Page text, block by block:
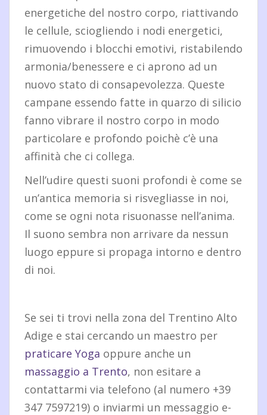
energetiche del nostro corpo, riattivando
le cellule, sciogliendo i nodi energetici,
rimuovendo i blocchi emotivi, ristabilendo
armonia/benessere e ci aprono ad un
nuovo stato di consapevolezza. Queste
campane essendo fatte in quarzo di silicio
fanno vibrare il nostro corpo in modo
particolare e profondo poichè c’è una
affinità che ci collega.
Nell’udire questi suoni profondi è come se
un’antica memoria si risvegliasse in noi,
come se ogni nota risuonasse nell’anima.
Il suono sembra non arrivare da nessun
luogo eppure si propaga intorno e dentro
di noi.
Se sei ti trovi nella zona del Trentino Alto
Adige e stai cercando un maestro per
praticare Yoga oppure anche un
massaggio a Trento, non esitare a
contattarmi via telefono (al numero +39
347 7597219) o inviarmi un messaggio e-